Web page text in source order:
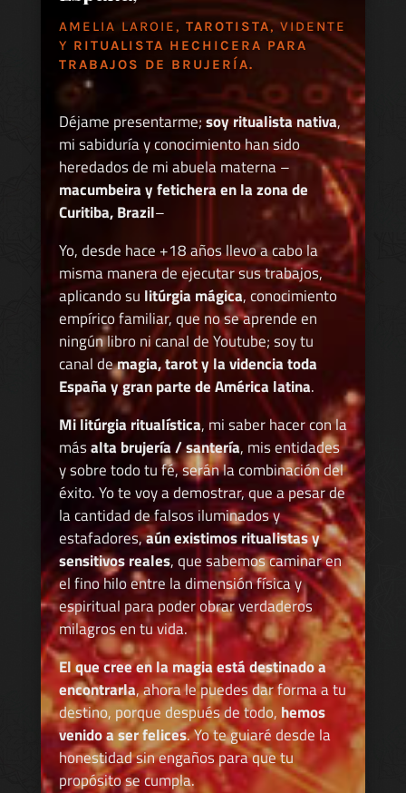
AMELIA LAROIE, TAROTISTA, VIDENTE
Y RITUALISTA HECHICERA PARA
TRABAJOS DE BRUJERÍA.
Déjame presentarme;soy ritualista nativa,
mi sabiduría y conocimiento han sido
heredados de mi abuela materna –
macumbeira y fetichera en la zona de
Curitiba, Brazil–
Yo, desde hace +18 años llevo a cabo la
misma manera de ejecutar sus trabajos,
aplicando su litúrgia mágica, conocimiento
empírico familiar, que no se aprende en
ningún libro ni canal de Youtube; soy tu
canal demagia, tarot y la videncia toda
España y gran parte de América latina.
Mi litúrgia ritualística, mi saber hacer con la
másalta brujería / santería, mis entidades
y sobre todo tu fé, serán la combinación del
éxito. Yo te voy a demostrar, que a pesar de
la cantidad de falsos iluminados y
estafadores,aún existimos ritualistas y
sensitivos reales, que sabemos caminar en
el fino hilo entre la dimensión física y
espiritual para poder obrar verdaderos
milagros en tu vida.
El que cree en la magia está destinado a
encontrarla, ahora le puedes dar forma a tu
destino, porque después de todo, hemos
venido a ser felices. Yo te guiaré desde la
honestidad sin engaños para que tu
propósito se cumpla.